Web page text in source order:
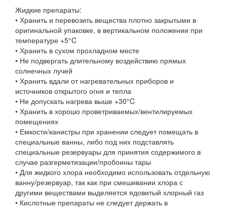
Жидкие препараты:
• Хранить и перевозить вещества плотно закрытыми в
оригинальной упаковке, в вертикальном положении при
температуре +5°C
• Хранить в сухом прохладном месте
• Не подвергать длительному воздействию прямых
солнечных лучей
• Хранить вдали от нагревательных приборов и
источников открытого огня и тепла
• Не допускать нагрева выше +30°C
• Хранить в хорошо проветриваемых/вентилируемых
помещениях
• Емкости/канистры при хранении следует помещать в
специальные ванны, либо под них подставлять
специальные резервуары для принятия содержимого в
случае разгерметизации/пробоины тары
• Для жидкого хлора необходимо использовать отдельную
ванну/резервуар, так как при смешивании хлора с
другими веществами выделяется ядовитый хлорный газ
• Кислотные препараты не следует держать в